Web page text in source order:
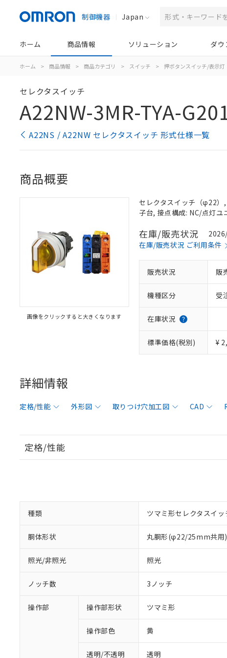
制御機器 Japan
ホーム 商品情報 ソリューション ダウ
ホーム > 商品情報 > 商品カテゴリ > スイッチ > 押ボタンスイッチ/表示灯
セレクタスイッチ
A22NW-3MR-TYA-
A22NS / A22NW セレクタスイッチ 形式仕様一覧
商品概要
画像をクリックすると大きくなります
セレクタスイッチ（φ22）
子台, 接点構成: NC/点灯
在庫/販売状況
在庫/販売状況 ご利用条件
販売状況 販
機種区分 受
在庫状況
標準価格(税別) ¥
詳細情報
定格/性能 外形図 取りつけ穴加工図 CAD
定格/性能
種類 ツマミ形セレクタスイッ
胴体形状 丸胴形(φ22/25mm共用)
照光/非照光 照光
ノッチ数 3ノッチ
操作部 操作部形状 ツマミ形
操作部色 黄
透明/不透明 透明